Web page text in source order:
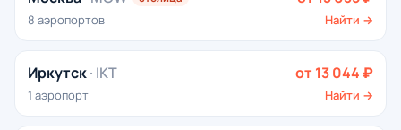
8 аэропортов Найти →
Иркутск· IKT
1 аэропорт
от 13 044 ₽
Найти →